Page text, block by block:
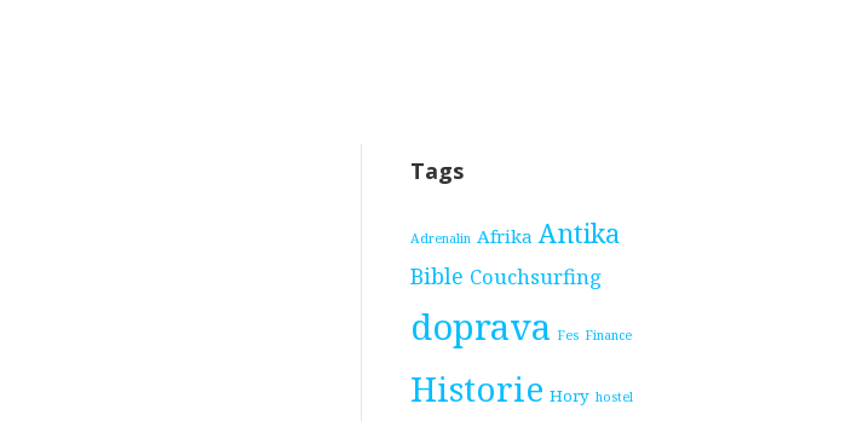
Tags
Adrenalin Afrika Antika
Bible Couchsurfing
doprava Fes Finance
Historie Hory hostel